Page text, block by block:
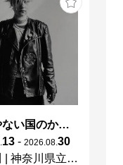
もはやない国のかつてない光 東ドイツの女性写真家たち
13 - 2026 08 30
神奈川県立近代美術館 葉山